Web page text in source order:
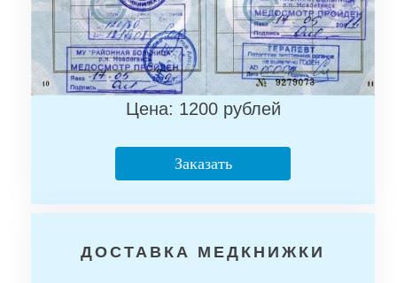
Цена: 1200 рублей
Заказать
ДОСТАВКА МЕДКНИЖКИ